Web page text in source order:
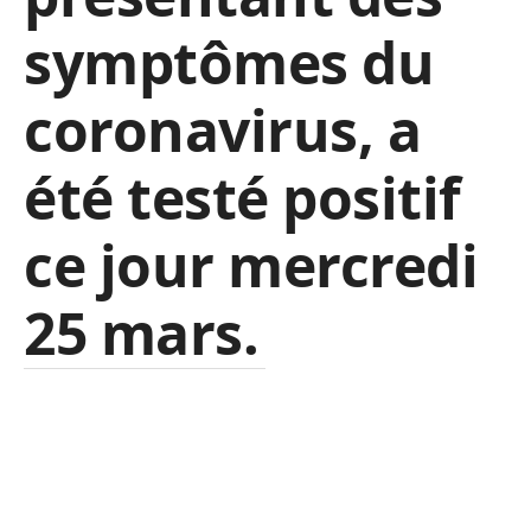
symptômes du
coronavirus, a
été testé positif
ce jour mercredi
25 mars.